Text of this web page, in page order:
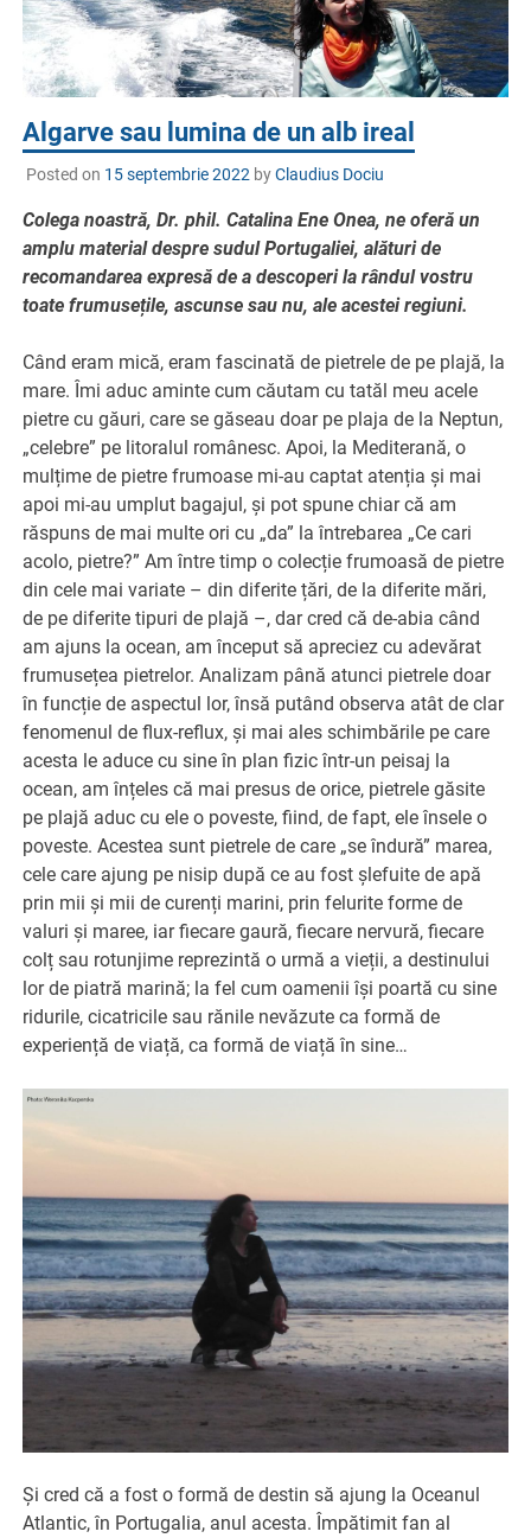
Algarve sau lumina de un alb ireal
Posted on 15 septembrie 2022 byClaudius Dociu
Colega noastră, Dr. phil. Catalina Ene Onea, ne oferă un
amplu material despre sudul Portugaliei, alături de
recomandarea expresă de a descoperi la rândul vostru
toate frumusețile, ascunse sau nu, ale acestei regiuni.
Când eram mică, eram fascinată de pietrele de pe plajă, la
mare. Îmi aduc aminte cum căutam cu tatăl meu acele
pietre cu găuri, care se găseau doar pe plaja de la Neptun,
„celebre” pe litoralul românesc. Apoi, la Mediterană, o
mulțime de pietre frumoase mi-au captat atenția și mai
apoi mi-au umplut bagajul, și pot spune chiar că am
răspuns de mai multe ori cu „da” la întrebarea „Ce cari
acolo, pietre?” Am între timp o colecție frumoasă de pietre
din cele mai variate – din diferite țări, de la diferite mări,
de pe diferite tipuri de plajă –, dar cred că de-abia când
am ajuns la ocean, am început să apreciez cu adevărat
frumusețea pietrelor. Analizam până atunci pietrele doar
în funcție de aspectul lor, însă putând observa atât de clar
fenomenul de flux-reflux, și mai ales schimbările pe care
acesta le aduce cu sine în plan fizic într-un peisaj la
ocean, am înțeles că mai presus de orice, pietrele găsite
pe plajă aduc cu ele o poveste, fiind, de fapt, ele însele o
poveste. Acestea sunt pietrele de care „se îndură” marea,
cele care ajung pe nisip după ce au fost șlefuite de apă
prin mii și mii de curenți marini, prin felurite forme de
valuri și maree, iar fiecare gaură, fiecare nervură, fiecare
colț sau rotunjime reprezintă o urmă a vieții, a destinului
lor de piatră marină; la fel cum oamenii își poartă cu sine
ridurile, cicatricile sau rănile nevăzute ca formă de
experiență de viață, ca formă de viață în sine…
Și cred că a fost o formă de destin să ajung la Oceanul
Atlantic, în Portugalia, anul acesta. Împătimit fan al